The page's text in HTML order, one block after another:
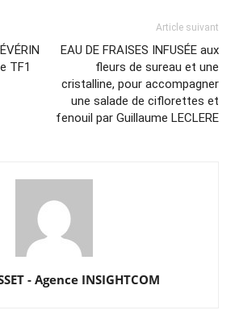
TF1
Article suivant
EAU DE FRAISES INFUSÉE aux
fleurs de sureau et une
cristalline, pour accompagner
une salade de ciflorettes et
fenouil par Guillaume LECLERE
- Agence INSIGHTCOM